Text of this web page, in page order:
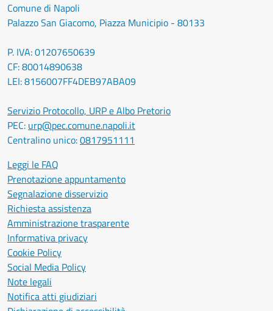
Comune di Napoli
Palazzo San Giacomo, Piazza Municipio - 80133
P. IVA: 01207650639
CF: 80014890638
LEI: 8156007FF4DEB97ABA09
Servizio Protocollo, URP e Albo Pretorio
PEC: urp@pec.comune.napoli.it
Centralino unico:0817951111
Leggi le FAQ
Prenotazione appuntamento
Segnalazione disservizio
Richiesta assistenza
Amministrazione trasparente
Informativa privacy
Cookie Policy
Social Media Policy
Note legali
Notifica atti giudiziari